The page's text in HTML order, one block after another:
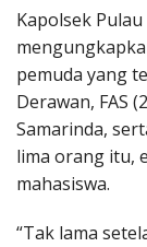
Kapolsek
pemuda yang
Derawan, FAS
Samarinda,
lima orang itu,
mahasiswa.
“Tak lama